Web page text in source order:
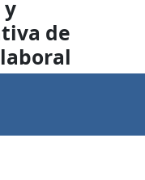
y
de